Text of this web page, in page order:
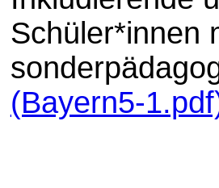
Schüler*innen
(Bayern5-